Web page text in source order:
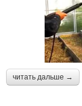
читать дальше →